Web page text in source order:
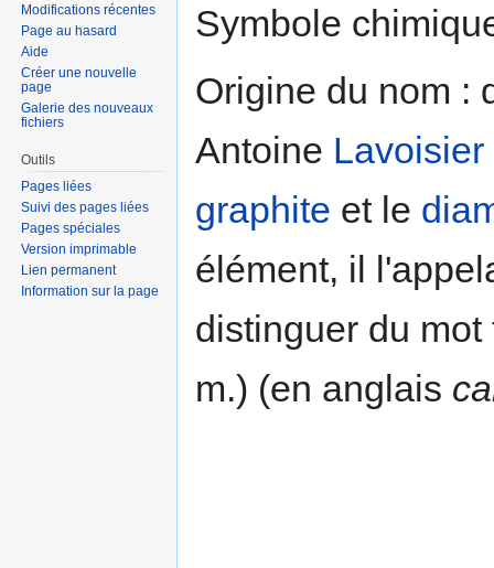
Symbole
Origine du nom :
Antoine Lavoisier
graphite et le
élément, il
distinguer du
m.) (en anglais
Modifications récentes
Page au hasard
Aide
Créer une nouvelle
page
Galerie des nouveaux
fichiers
Outils
Pages liées
Suivi des pages liées
Pages spéciales
Version imprimable
Lien permanent
Information sur la page